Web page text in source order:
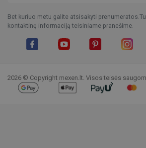
Bet kuriuo metu galite atsisakyti
kontaktinę informaciją teisiniame pranešime.
2026 © Copyright mexen.lt. Visos teisės